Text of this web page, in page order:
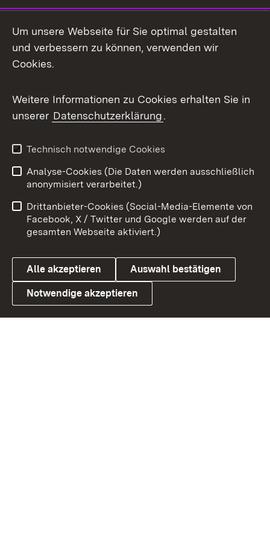
Facebook
X / Twitter
Youtube
Link zum Landesportal
Impressum
Kontakt
Barrierefreiheit
Datenschutz
Cookies
Um unsere Webseite für Sie optimal gestalten
und verbessern zu können, verwenden wir
Cookies.
Weitere Informationen zu Cookies erhalten Sie in
unserer Datenschutzerklärung.
Technisch notwendige Cookies
Analyse-Cookies (Die Daten werden ausschließlich
anonymisiert verarbeitet.)
Drittanbieter-Cookies (Social-Media-Elemente von
Facebook, X / Twitter und Google werden auf der
gesamten Webseite aktiviert.)
Alle akzeptieren Auswahl bestätigen
Notwendige akzeptieren